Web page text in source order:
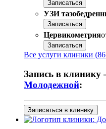
Записаться
УЗИ
Записаться
Цервикометрия
Записаться
Все услуги клиники
Запись в
Молодежной:
Записаться в клинику